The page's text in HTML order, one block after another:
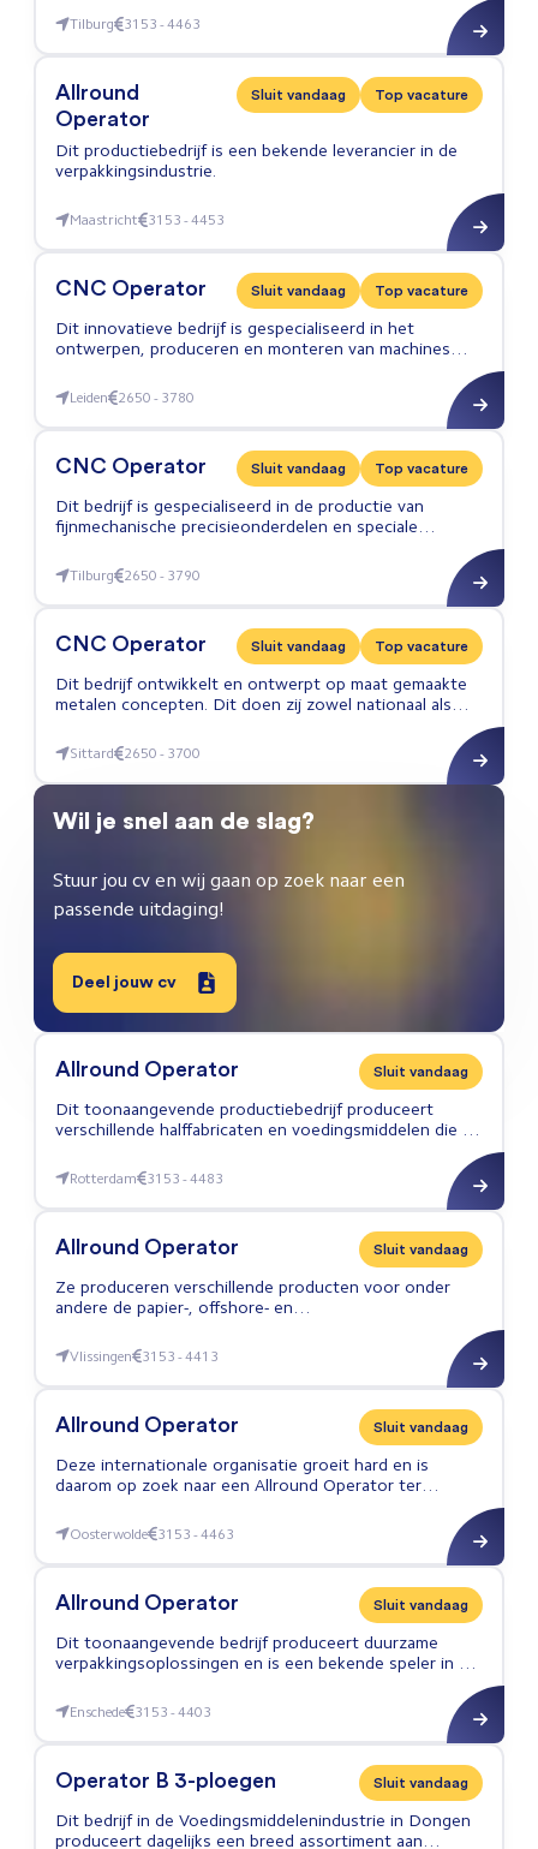
Tilburg 3153 - 4463
Allround Operator
Allround
Operator
Sluit vandaag Top vacature
Dit productiebedrijf is een bekende leverancier in de
verpakkingsindustrie.
Maastricht 3153 - 4453
Allround Operator
CNC Operator Sluit vandaag Top vacature
Dit innovatieve bedrijf is gespecialiseerd in het
ontwerpen, produceren en monteren van machines
Leiden 2650 - 3780
CNC Operator
CNC Operator Sluit vandaag Top vacature
Dit bedrijf is gespecialiseerd in de productie van
fijnmechanische precisieonderdelen en speciale
machinepark waarin voornamelijk producten gemaakt
worden van titanium en aluminium.
Tilburg 2650 - 3790
CNC Operator
CNC Operator Sluit vandaag Top vacature
Dit bedrijf ontwikkelt en ontwerpt op maat gemaakte
metalen concepten. Dit doen zij zowel nationaal als
Sittard 2650 - 3700
CNC Operator
Wil je snel aan de slag?
Stuur jou cv en wij gaan op zoek naar een
passende uitdaging!
Deel jouw cv
Allround Operator Sluit vandaag
Dit toonaangevende productiebedrijf produceert
verschillende halffabricaten en voedingsmiddelen die je
Rotterdam 3153 - 4483
Allround Operator
Allround Operator Sluit vandaag
Ze produceren verschillende producten voor onder
andere de papier-, offshore- en
Vlissingen 3153 - 4413
Allround Operator
Allround Operator Sluit vandaag
Deze internationale organisatie groeit hard en is
daarom op zoek naar een Allround Operator ter
Oosterwolde 3153 - 4463
Allround Operator
Allround Operator Sluit vandaag
Dit toonaangevende bedrijf produceert duurzame
verpakkingsoplossingen en is een bekende speler in de
Enschede 3153 - 4403
Allround Operator
Operator B 3-ploegen Sluit vandaag
Dit bedrijf in de Voedingsmiddelenindustrie in Dongen
produceert dagelijks een breed assortiment aan